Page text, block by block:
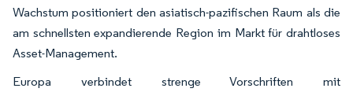
Wachstum positioniert den asiatisch-pazifischen Raum als die
am schnellsten expandierende Region im Markt für drahtloses
Asset-Management.
Europa verbindet strenge Vorschriften mit